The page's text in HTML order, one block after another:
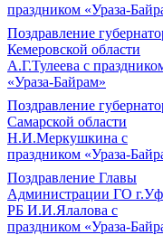
праздником «Ураза-
Поздравление
Кемеровской области
А.Г.Тулеева с
«Ураза-Байрам»
Поздравление
Самарской области
Н.И.Меркушкина с
праздником «Ураза-
Поздравление Главы
Администрации ГО
РБ И.И.Ялалова с
праздником «Ураза-